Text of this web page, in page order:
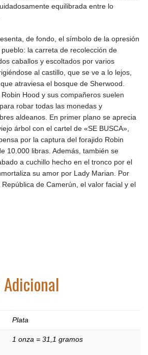
equilibrada entre lo
de fondo, el símbolo de la opresión
la carreta de recolección de
caballos y escoltados por varios
al castillo, que se ve a lo lejos,
atraviesa el bosque de Sherwood.
Hood y sus compañeros suelen
robar todas las monedas y
aldeanos. En primer plano se aprecia
árbol con el cartel de «SE BUSCA»,
por la captura del forajido Robin
10.000 libras. Además, también se
a cuchillo hecho en el tronco por el
su amor por Lady Marian. Por
de Camerún, el valor facial y el
Plata
1 onza = 31,1 gramos